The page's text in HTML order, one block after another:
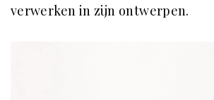
verwerken in zijn ontwerpen.